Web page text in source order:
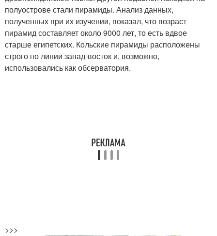
полуострове стали пирамиды. Анализ данных,
полученных при их изучении, показал, что возраст
пирамид составляет около 9000 лет, то есть вдвое
старше египетских. Кольские пирамиды расположены
строго по линии запад-восток и, возможно,
использовались как обсерватория.
>>>